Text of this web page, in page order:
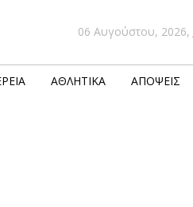
06 Αυγούστου, 2026,
ΑΘΛΗΤΙΚΆ ΑΠΌΨΕΙΣ